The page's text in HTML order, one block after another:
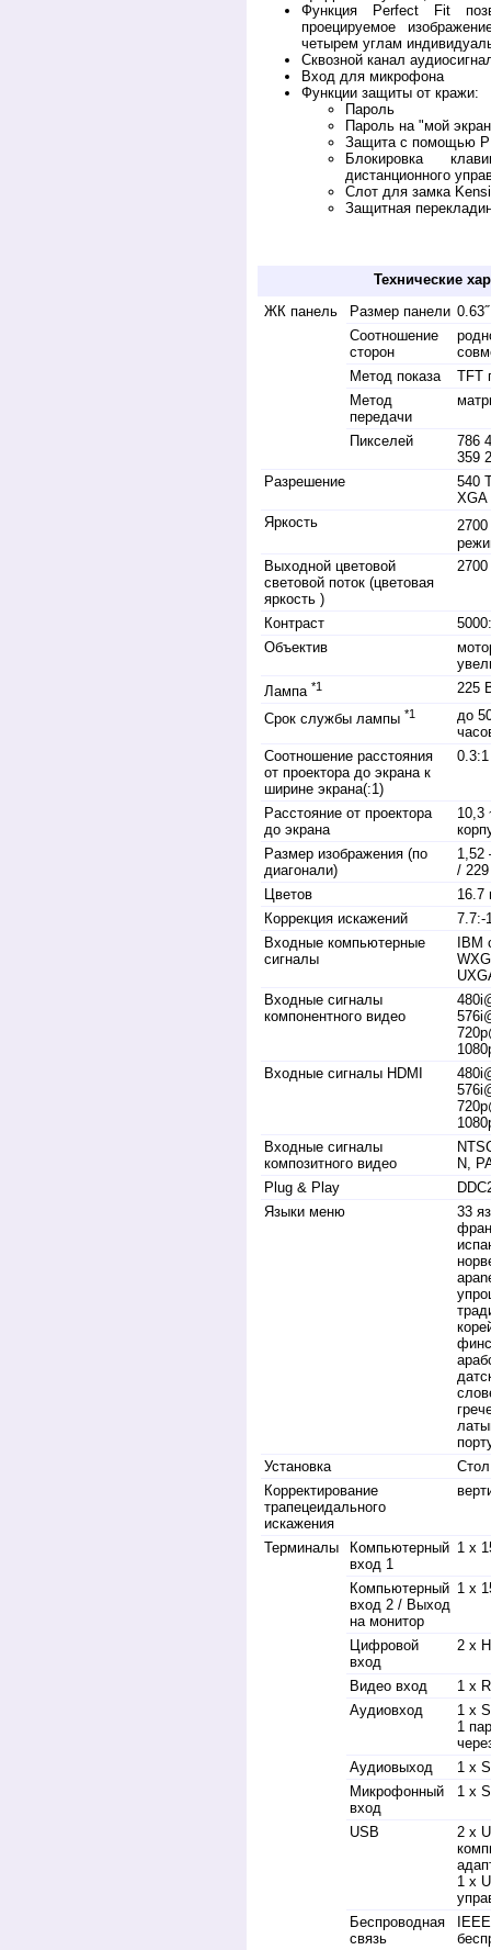
Функция Perfect Fit
проецируемое
четырем углам
Сквозной канал
Вход для микрофона
Функции защиты от кражи:
Пароль
Пароль на "мой
Защита с помощью
Блокировка
дистанционного
Слот для замка
Защитная
Технические
ЖК панель
Размер панели
Соотношение
сторон
Метод показа
TFT
Метод
передачи
Пикселей
786
359
Разрешение
540
XGA
Яркость
Выходной цветовой
световой поток (цветовая
яркость )
Контраст
Объектив
Лампа *1
225
Срок службы лампы *1
до
Соотношение расстояния
от проектора до экрана к
ширине экрана(:1)
0.3:1
Расстояние от проектора
до экрана
10,3
Размер изображения (по
диагонали)
1,52
/
Цветов
16.7
Коррекция искажений
7.7:-
Входные компьютерные
сигналы
Входные сигналы
компонентного видео
Входные сигналы HDMI
Входные сигналы
композитного видео
N,
Plug & Play
Языки меню
33
Установка
Корректирование
трапецеидального
искажения
Терминалы
Компьютерный
вход 1
1 x
Компьютерный
вход 2 / Выход
на монитор
1 x
Цифровой
вход
2 х
Видео вход
1 x
Аудиовход
1 x
1
Аудиовыход
1 x
Микрофонный
вход
1 х
USB
2 x
1 x
Беспроводная
связь